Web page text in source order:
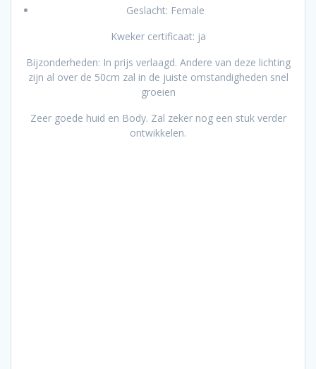
Geslacht: Female
Kweker certificaat: ja
Bijzonderheden: In prijs verlaagd. Andere van deze lichting
zijn al over de 50cm zal in de juiste omstandigheden snel
groeien
Zeer goede huid en Body. Zal zeker nog een stuk verder
ontwikkelen.